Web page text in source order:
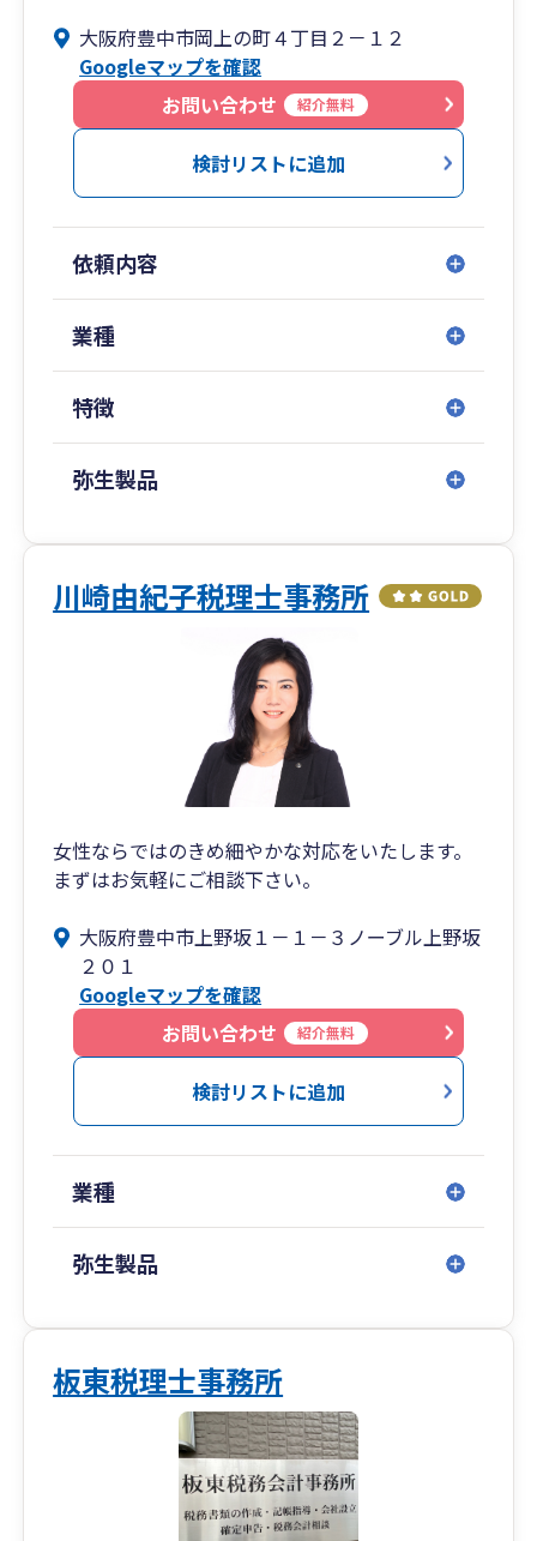
聞かせください。
＜これまでの実績＞
私の強みは、税理士業界における11年間の勤務お
よびその後の独立開業における活動において以下
のような幅広い実績を有している点です。
・100社超の上場企業及び外資系企業のサポート
経験もあり、国際税務、組織再編など高度税務に
も精通
代表税理士 角野真悟(Shingo Kadono)と申しま
す。
大学4回生の2011年より、税理士業界に入り、こ
て約11年間実務経験を積み、小規模な個人事業主
から上場企業・外資系企業までの幅広いクライア
ントのサポートに従事しておりました。
中小企業の社長様の参謀として経営全般を手厚く
サポートすることから、大企業に向けて税制改正
対応や優遇措置の導入など高度税務のサポートま
で得意分野を幅広く有しております。
ていると自負しており、これまでの経験を糧に中
小企業様、個人事業主様をメインにより手厚い支
理士事務所の開業に至りました。
「"役に立つ"の一点突破」の気持ちで全力で取り
組む所存であり、経営者様の事業の成長サポート
及びリスク回避のための参謀として、皆様及び日
本の経済に少しでも貢献できれば大変幸いです。
大阪府豊中市岡上の町４丁目２－１２
Googleマップを確認
お問い合わせ
紹介無料
検討リストに追加
依頼内容
業種
特徴
弥生製品
川崎由紀子税理士事務所
女性ならではのきめ細やかな対応をいたします。
まずはお気軽にご相談下さい。
大阪府豊中市上野坂１－１－３ノーブル上野坂
２０１
Googleマップを確認
お問い合わせ
紹介無料
検討リストに追加
業種
弥生製品
板東税理士事務所